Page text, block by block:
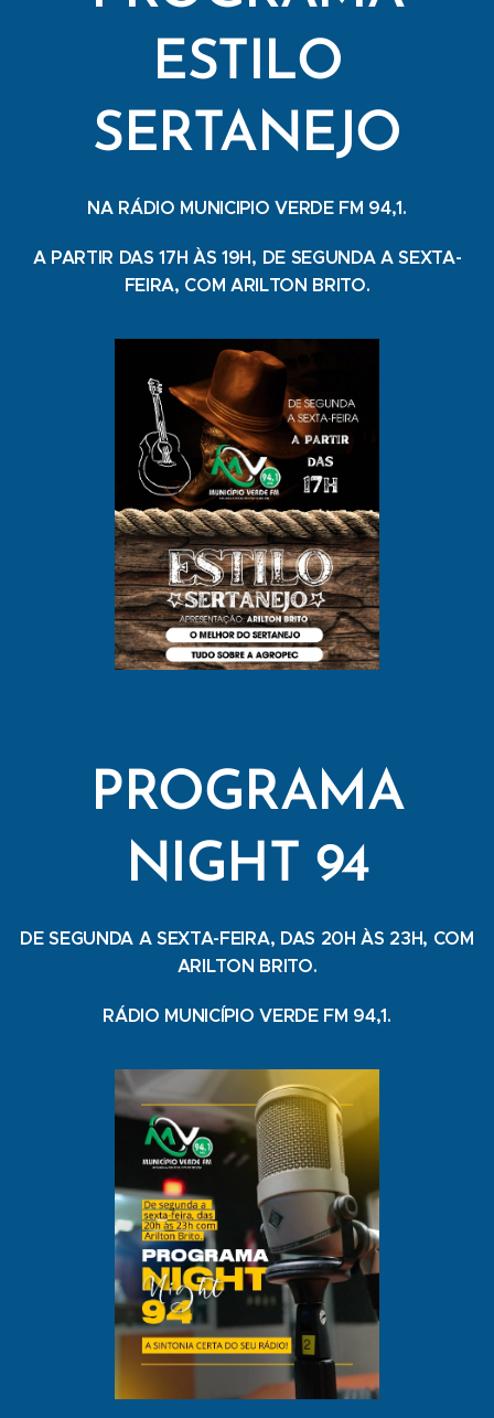
ESTILO
SERTANEJO
NA RÁDIO MUNICIPIO VERDE FM 94,1.
A PARTIR DAS 17H ÀS 19H, DE SEGUNDA A SEXTA-
FEIRA, COM ARILTON BRITO.
PROGRAMA
NIGHT 94
DE SEGUNDA A SEXTA-FEIRA, DAS 20H ÀS 23H, COM
ARILTON BRITO.
RÁDIO MUNICÍPIO VERDE FM 94,1.